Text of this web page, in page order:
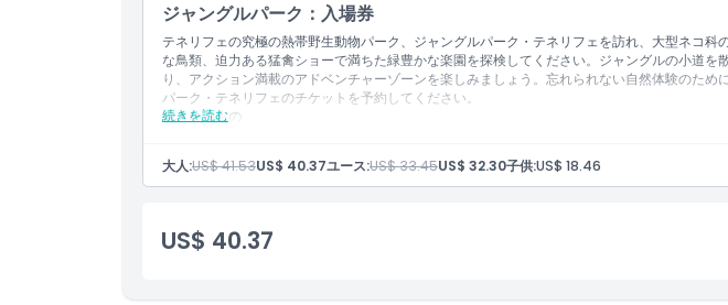
行き方
引換方法
ジャングルパーク：入場券
テネリフェの究極の熱帯野生動物パーク、ジャングルパーク・テネリフェを訪れ、大型ネコ科
な鳥類、迫力ある猛禽ショーで満ちた緑豊かな楽園を探検してください。ジャングルの小道を
り、アクション満載のアドベンチャーゾーンを楽しみましょう。忘れられない自然体験のため
パーク・テネリフェのチケットを予約してください。
続きを読む
含まれるもの
猛禽類のフリー飛行ショーとライオンショーへの入場
ペンギン、アライグマ、コアティとの餌やりタイム
大人:US$ 41.53US$ 40.37ユース:US$ 33.45US$ 32.30子供:US$ 18.46
US$ 40.37